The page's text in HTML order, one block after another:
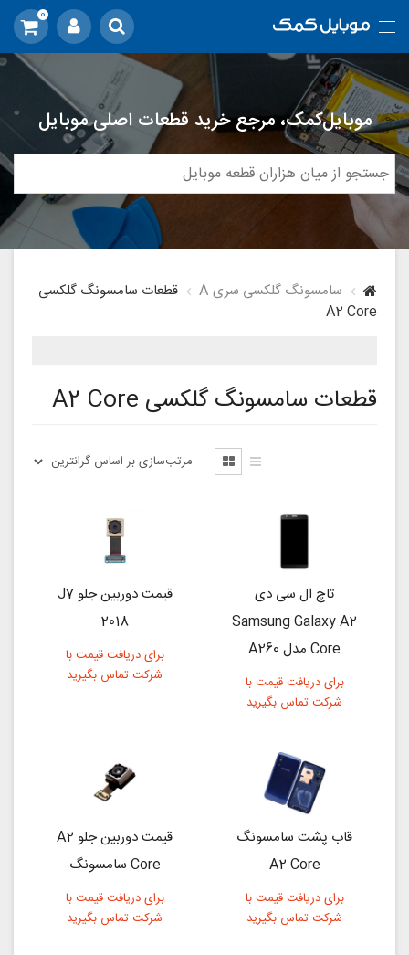
0
موبایل‌کمک، مرجع خرید قطعات اصلی موبایل
سامسونگ گلکسی سری A
قطعات سامسونگ گلکسی
A2 Core
قطعات سامسونگ گلکسی A2 Core
تاچ ال سی دی
Samsung Galaxy A2
Core مدل A260
برای دریافت قیمت با
شرکت تماس بگیرید
قیمت دوربین جلو J7
2018
برای دریافت قیمت با
شرکت تماس بگیرید
قاب پشت سامسونگ
A2 Core
برای دریافت قیمت با
شرکت تماس بگیرید
قیمت دوربین جلو A2
Core سامسونگ
برای دریافت قیمت با
شرکت تماس بگیرید